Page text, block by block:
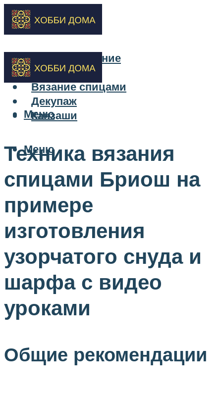
Бисероплетение
Вышивка
Вязание спицами
Декупаж
Канзаши
Меню
Меню
Техника вязания
спицами Бриош на
примере
изготовления
узорчатого снуда и
шарфа с видео
уроками
Общие рекомендации